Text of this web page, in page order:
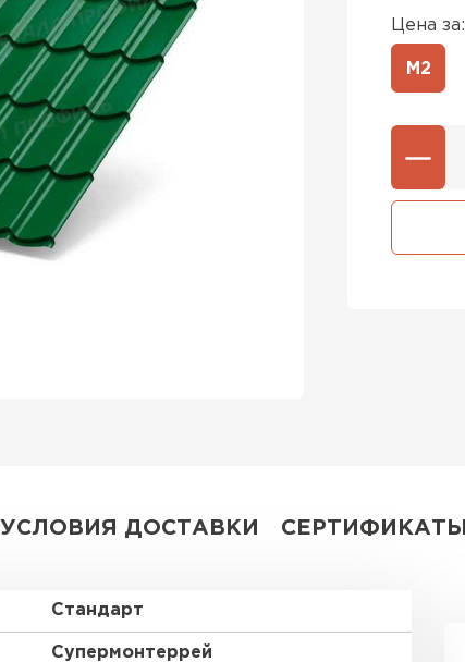
Цена за:
М2
УСЛОВИЯ ДОСТАВКИ СЕРТИФИКАТЫ
Стандарт
Супермонтеррей